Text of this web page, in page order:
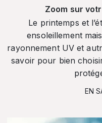
Zoom sur
Le printemps et
ensoleillement
rayonnement UV et
savoir pour bien
EN